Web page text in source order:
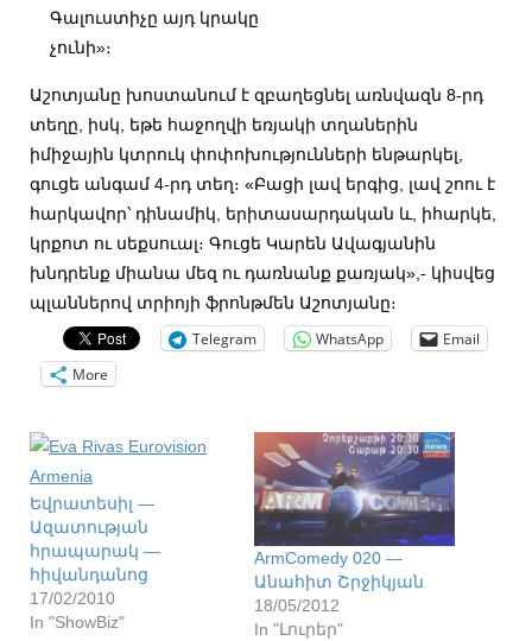
Գալուստիչը այդ կրակը
չունի»։
Աշոտյանը խոստանում է զբաղեցնել առնվազն 8-րդ
տեղը, իսկ, եթե հաջողվի եռյակի տղաներին
իմիջային կտրուկ փոփոխությունների ենթարկել,
գուցե անգամ 4-րդ տեղ։ «Բացի լավ երգից, լավ շոու է
հարկավոր՝ դինամիկ, երիտասարդական և, իհարկե,
կրքոտ ու սեքսուալ։ Գուցե Կարեն Ավագյանին
խնդրենք միանա մեզ ու դառնանք քառյակ»,- կիսվեց
պլաններով տրիոյի ֆրոնթմեն Աշոտյանը։
Telegram WhatsApp
Email
More
Եվրատեսիլ —
Ազատության
հրապարակ —
հիվանդանոց
17/02/2010
In "ShowBiz"
ArmComedy 020 —
Անահիտ Շրջիկյան
18/05/2012
In "Լուրեր"